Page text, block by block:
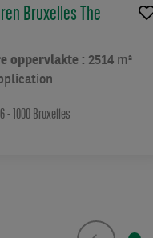
Bruxelles The
oppervlakte : 2514 m²
- 1000 Bruxelles